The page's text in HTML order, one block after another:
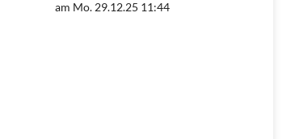
am Mo. 29.12.25 11:44